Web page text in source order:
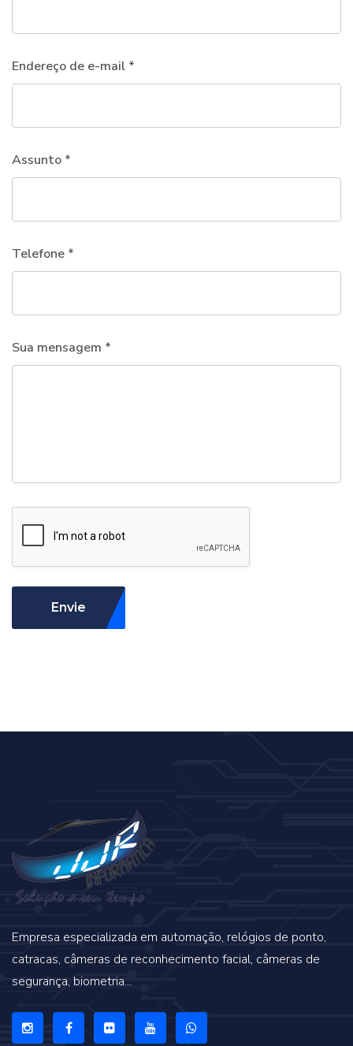
Endereço de e-mail *
Assunto *
Telefone *
Sua mensagem *
Envie
Empresa especializada em automação, relógios de ponto,
catracas, câmeras de reconhecimento facial, câmeras de
segurança, biometria...